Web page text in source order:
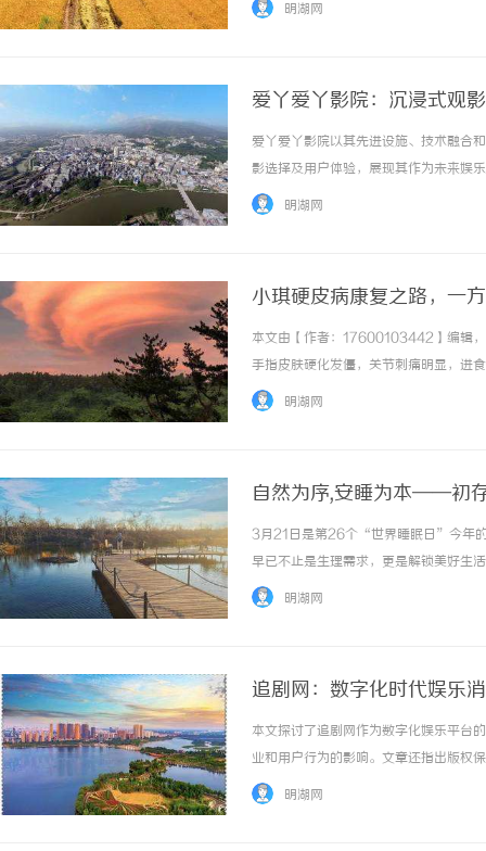
明湖网
爱丫爱丫影院：沉浸式观
爱丫爱丫影院以其先进设施、技术融合
影选择及用户体验，展现其作为未来娱
间。 ...……
明湖网
小琪硬皮病康复之路，一
本文由【作者：17600103442】编辑
手指皮肤硬化发僵，关节刺痛明显，进
过正规医院风湿免疫科专业诊断，小琪
明湖网
自然为序,安睡为本——初
3月21日是第26个“世界睡眠日”今年
早已不止是生理需求，更是解锁美好生
扰，近半数成年人睡眠不足7小时，失
明湖网
追剧网：数字化时代娱乐
本文探讨了追剧网作为数字化娱乐平台
业和用户行为的影响。文章还指出版权
的重要性。追剧网正重塑娱乐消费模式
明湖网